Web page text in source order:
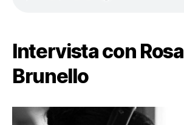
Intervista con Rosa
Brunello